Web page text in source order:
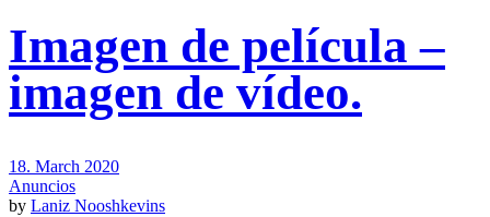
Imagen de película –
imagen de vídeo.
18. March 2020
Anuncios
by Laniz Nooshkevins